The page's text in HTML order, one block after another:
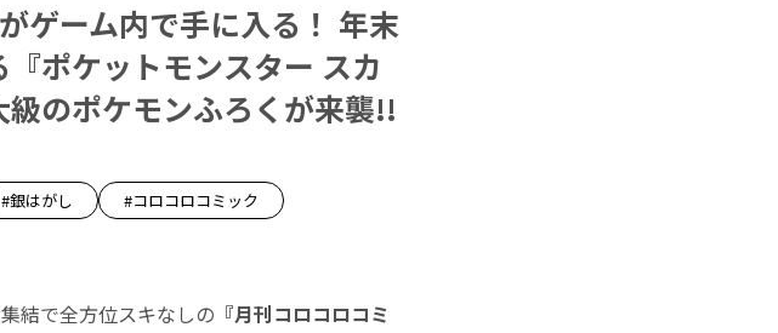
ゲーム内で手に入る！ 年末
ポケットモンスター スカ
のポケモンふろくが来襲!!
#銀はがし
#コロコロコミック
結で全方位スキなしの 『月刊コロコロコミ